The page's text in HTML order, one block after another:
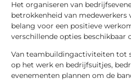
Het organiseren van
betrokkenheid van
belang voor een positieve
verschillende opties beschikbaar
Van teambuildingactiviteiten tot
op het werk en bedrijfsuitjes,
evenementen plannen om de